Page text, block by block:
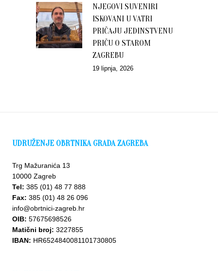
NJEGOVI SUVENIRI
ISKOVANI U VATRI
PRIČAJU JEDINSTVENU
PRIČU O STAROM
ZAGREBU
19 lipnja, 2026
UDRUŽENJE OBRTNIKA GRADA ZAGREBA
Trg Mažuranića 13
10000 Zagreb
Tel: 385 (01) 48 77 888
Fax: 385 (01) 48 26 096
info@obrtnici-zagreb.hr
OIB: 57675698526
Matični broj: 3227855
IBAN: HR6524840081101730805